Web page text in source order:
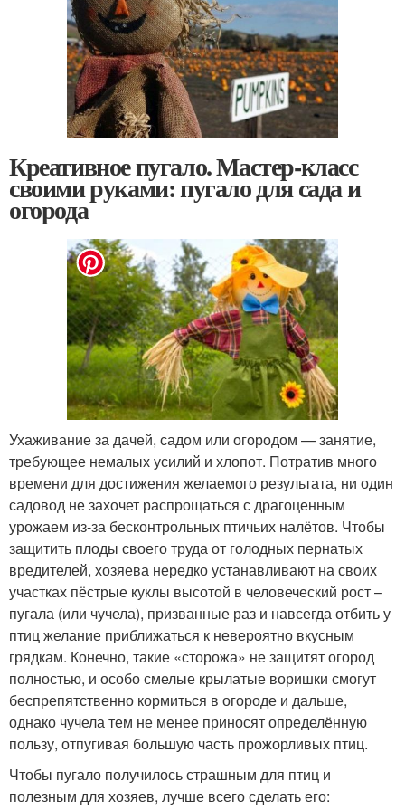
Креативное пугало. Мастер-класс
своими руками: пугало для сада и
огорода
Ухаживание за дачей, садом или огородом — занятие,
требующее немалых усилий и хлопот. Потратив много
времени для достижения желаемого результата, ни один
садовод не захочет распрощаться с драгоценным
урожаем из-за бесконтрольных птичьих налётов. Чтобы
защитить плоды своего труда от голодных пернатых
вредителей, хозяева нередко устанавливают на своих
участках пёстрые куклы высотой в человеческий рост –
пугала (или чучела), призванные раз и навсегда отбить у
птиц желание приближаться к невероятно вкусным
грядкам. Конечно, такие «сторожа» не защитят огород
полностью, и особо смелые крылатые воришки смогут
беспрепятственно кормиться в огороде и дальше,
однако чучела тем не менее приносят определённую
пользу, отпугивая большую часть прожорливых птиц.
Чтобы пугало получилось страшным для птиц и
полезным для хозяев, лучше всего сделать его: